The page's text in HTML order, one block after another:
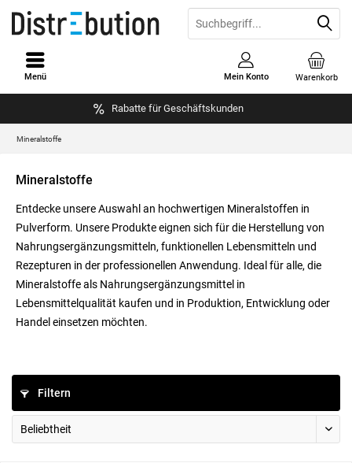
Rabatte für Geschäftskunden
Warenkorb
Mein Konto
Menü
Mineralstoffe
Mineralstoffe
Entdecke unsere Auswahl an hochwertigen Mineralstoffen in
Pulverform. Unsere Produkte eignen sich für die Herstellung von
Nahrungsergänzungsmitteln, funktionellen Lebensmitteln und
Rezepturen in der professionellen Anwendung. Ideal für alle, die
Mineralstoffe als Nahrungsergänzungsmittel in
Lebensmittelqualität kaufen und in Produktion, Entwicklung oder
Handel einsetzen möchten.
Filtern